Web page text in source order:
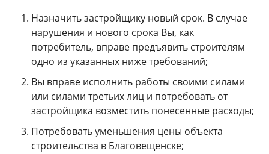
Назначить застройщику новый срок. В случае
нарушения и нового срока Вы, как
потребитель, вправе предъявить строителям
одно из указанных ниже требований;
Вы вправе исполнить работы своими силами
или силами третьих лиц и потребовать от
застройщика возместить понесенные расходы;
Потребовать уменьшения цены объекта
строительства в Благовещенске;